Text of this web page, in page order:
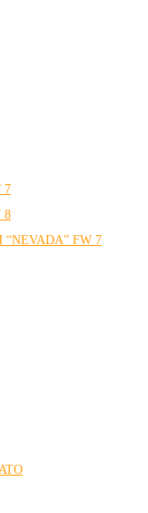
7
8
FW 7